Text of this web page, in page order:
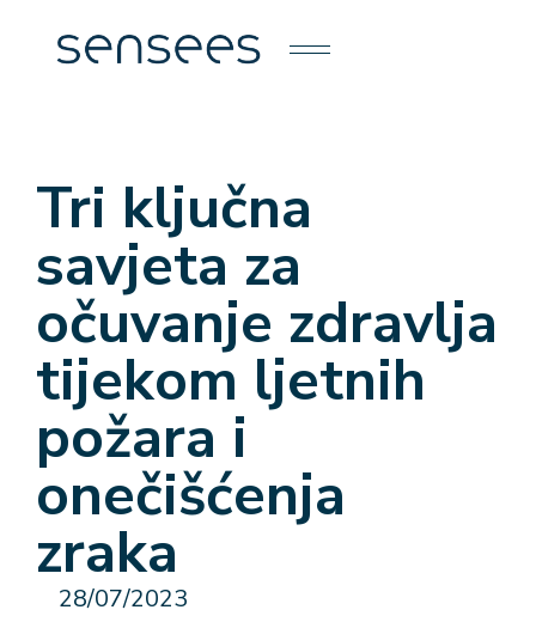
Tri ključna
savjeta za
očuvanje zdravlja
tijekom ljetnih
požara i
onečišćenja
zraka
28/07/2023